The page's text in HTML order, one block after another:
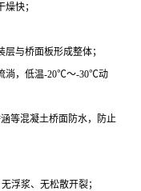
快；
层与桥面板形成整体；
淌，低温-20℃～-30℃动
等混凝土桥面防水，防止
浮浆、无松散开裂；